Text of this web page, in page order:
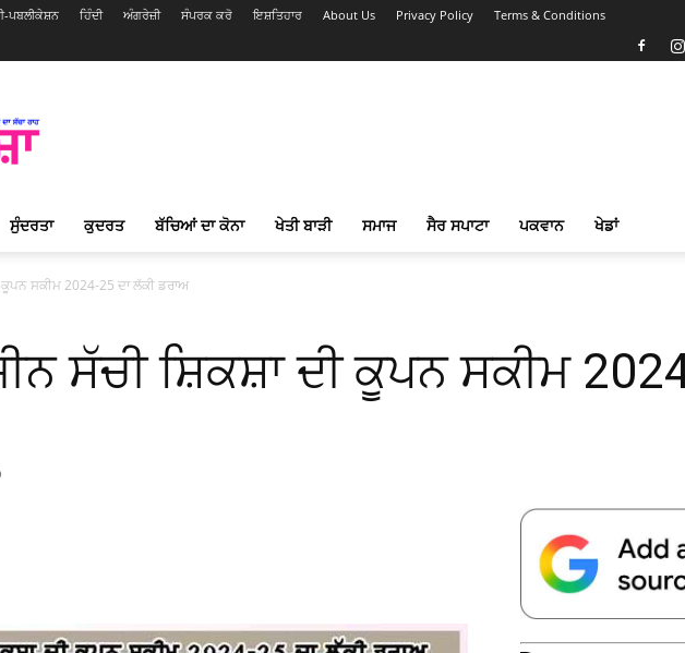
ਪਬਲੀਕੇਸ਼ਨ ਹਿੰਦੀ ਅੰਗਰੇਜ਼ੀ ਸੰਪਰਕ ਕਰੋ ਇਸ਼ਤਿਹਾਰ About Us Privacy Policy Terms & Conditions
ਸੁੰਦਰਤਾ ਕੁਦਰਤ ਬੱਚਿਆਂ ਦਾ ਕੋਨਾ ਖੇਤੀ ਬਾੜੀ ਸਮਾਜ ਸੈਰ ਸਪਾਟਾ ਪਕਵਾਨ ਖੇਡਾਂ
ਕੂਪਨ ਸਕੀਮ 2024-25 ਦਾ ਲੱਕੀ ਡਰਾਅ
ਸੱਚੀ ਸ਼ਿਕਸ਼ਾ ਦੀ ਕੂਪਨ ਸਕੀਮ
Telegram